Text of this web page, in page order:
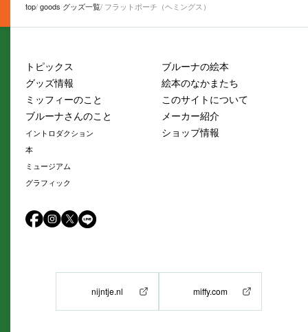
top goods グッズ一覧 フラットポーチ（ヘミングス）
トピックス
グッズ情報
ミッフィーのこと
ブルーナさんのこと
イントロダクション
本
ミュージアム
グラフィック
ブルーナの絵本
絵本のなかまたち
このサイトについて
メーカー紹介
ショップ情報
nijntje.nl miffy.com